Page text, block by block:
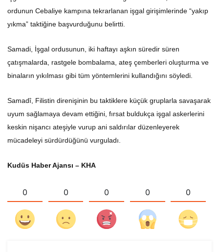
ordunun Cebaliye kampına tekrarlanan işgal girişimlerinde “yakıp
yıkma” taktiğine başvurduğunu belirtti.
Samadi, İşgal ordusunun, iki haftayı aşkın süredir süren
çatışmalarda, rastgele bombalama, ateş çemberleri oluşturma ve
binaların yıkılması gibi tüm yöntemlerini kullandığını söyledi.
Samadî, Filistin direnişinin bu taktiklere küçük gruplarla savaşarak
uyum sağlamaya devam ettiğini, fırsat buldukça işgal askerlerini
keskin nişancı ateşiyle vurup ani saldırılar düzenleyerek
mücadeleyi sürdürdüğünü vurguladı.
Kudüs Haber Ajansı – KHA
0 0 0 0 0